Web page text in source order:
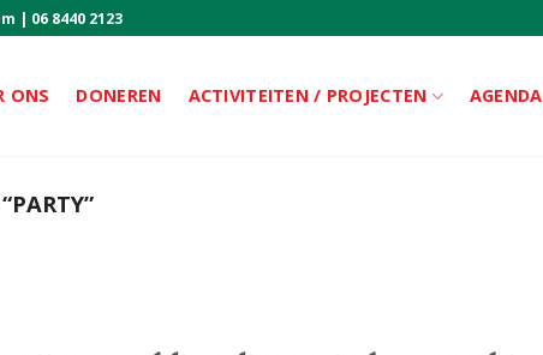
| 06 8440 2123
ONS DONEREN ACTIVITEITEN / PROJECTEN AGENDA